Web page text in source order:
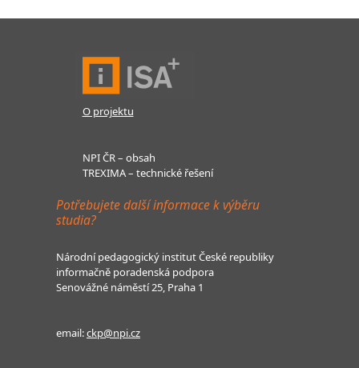
O projektu
NPI ČR – obsah
TREXIMA – technické řešení
Potřebujete další informace k výběru
studia?
Národní pedagogický institut České republiky
informačně poradenská podpora
Senovážné náměstí 25, Praha 1
email:ckp@npi.cz